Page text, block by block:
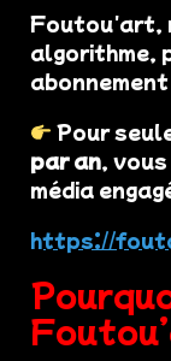
Foutou'art,
algorithme,
Pour
par an,
média
https://